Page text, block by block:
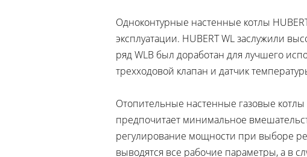
Одноконтурные настенные котлы
эксплуатации. HUBERT WL заслужили
ряд WLB был доработан для лучшего
трехходовой клапан и датчик
Отопительные настенные газовые котлы
предпочитает минимальное
регулирование мощности при выборе
выводятся все рабочие параметры, а в